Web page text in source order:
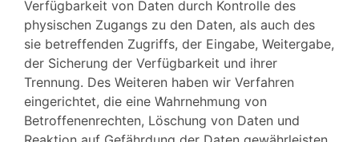
Verfügbarkeit von Daten durch Kontrolle des
physischen Zugangs zu den Daten, als auch des
sie betreffenden Zugriffs, der Eingabe, Weitergabe,
der Sicherung der Verfügbarkeit und ihrer
Trennung. Des Weiteren haben wir Verfahren
eingerichtet, die eine Wahrnehmung von
Betroffenenrechten, Löschung von Daten und